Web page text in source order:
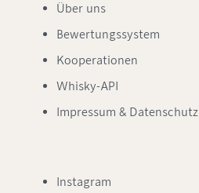
Über uns
Bewertungssystem
Kooperationen
Whisky-API
Impressum & Datenschutz
Instagram